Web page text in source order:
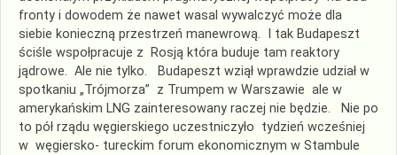
fronty i dowodem że nawet wasal wywalczyć może dla
siebie konieczną przestrzeń manewrową. I tak Budapeszt
ściśle wspołpracuje z Rosją która buduje tam reaktory
jądrowe. Ale nie tylko. Budapeszt wziął wprawdzie udział w
spotkaniu „Trójmorza” z Trumpem w Warszawie ale w
amerykańskim LNG zainteresowany raczej nie będzie. Nie po
to pół rządu węgierskiego uczestniczyło tydzień wcześniej
w węgiersko- tureckim forum ekonomicznym w Stambule